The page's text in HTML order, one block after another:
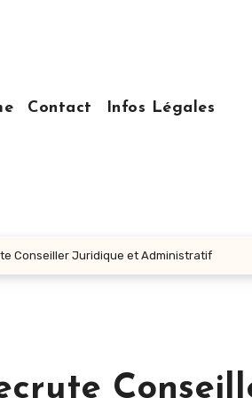
Contact Infos Légales
Conseiller Juridique et Administratif